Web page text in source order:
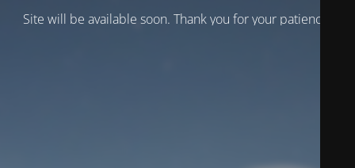
Site will be available soon. Thank you for your patience!